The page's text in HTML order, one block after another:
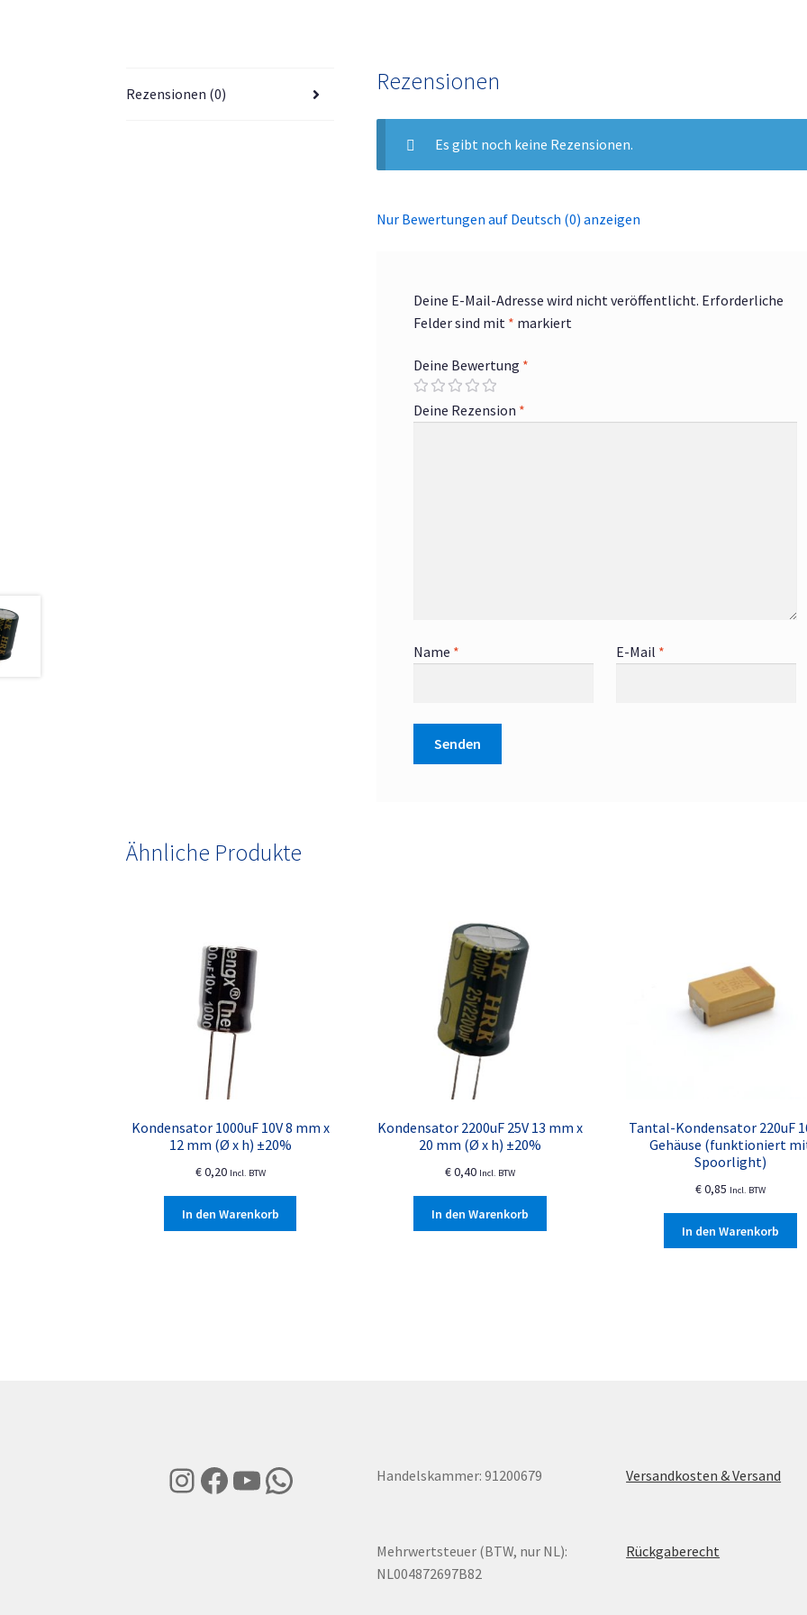
x
±20%
Menge
Rezensionen (0) Rezensionen
Es gibt noch keine Rezensionen.
Nur Bewertungen auf Deutsch (0) anzeigen
Deine E-Mail-Adresse wird nicht veröffentlicht. Erforderliche
Felder sind mit * markiert
Deine Bewertung *
Deine Rezension *
Name * E-Mail *
Ähnliche Produkte
Kondensator 1000uF 10V 8 mm x
12 mm (Ø x h) ±20%
€0,20 Incl. BTW
In den Warenkorb
Kondensator 2200uF 25V 13 mm x
20 mm (Ø x h) ±20%
€0,40 Incl. BTW
In den Warenkorb
Tantal-Kondensator 220uF
Gehäuse (funktioniert
Spoorlight)
€0,85 Incl. BTW
In den Warenkorb
Instagram
Facebook
YouTube
WhatsAppHandelskammer: 91200679
Mehrwertsteuer (BTW, nur NL):
NL004872697B82
Versandkosten & Versand
Rückgaberecht